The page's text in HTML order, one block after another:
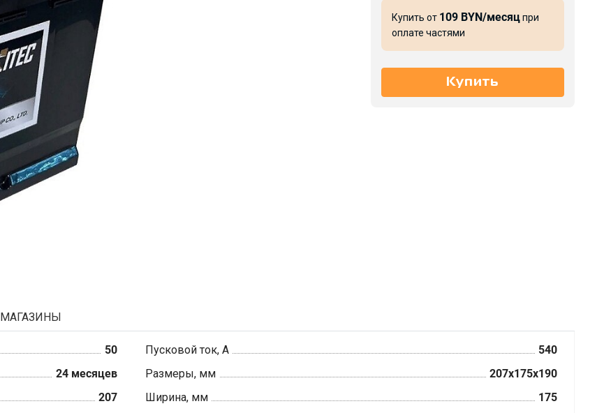
Купить от 109 BYN/месяцпри
оплате частями
МАГАЗИНЫ
50 Пусковой ток, А
540
24 месяцев Размеры, мм
207х175х190
207 Ширина, мм
175